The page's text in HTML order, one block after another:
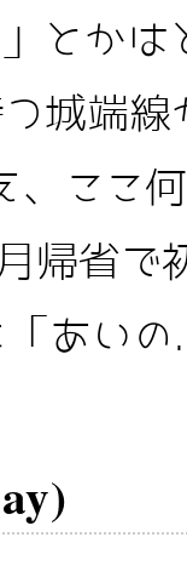
とか
城端
ここ何
帰省で
あいの